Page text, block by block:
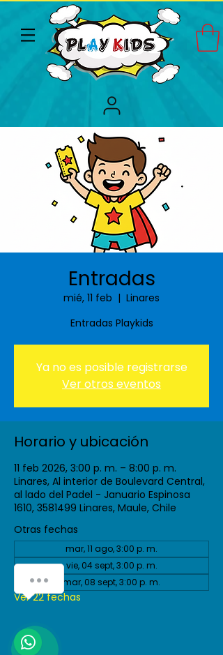
Entradas
mié, 11 feb
  |
Linares
Entradas Playkids
Ya no es posible registrarse
Ver otros eventos
Horario y ubicación
11 feb 2026, 3:00 p. m. – 8:00 p. m.
Linares, Al interior de Boulevard Central,
al lado del Padel - Januario Espinosa
1610, 3581499 Linares, Maule, Chile
Otras fechas
mar, 11 ago, 3:00 p. m.
vie, 04 sept, 3:00 p. m.
mar, 08 sept, 3:00 p. m.
Ver 22 fechas